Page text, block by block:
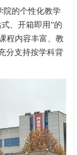
院的个性化教学
、开箱即用”的
程内容丰富、教
分支持按学科背